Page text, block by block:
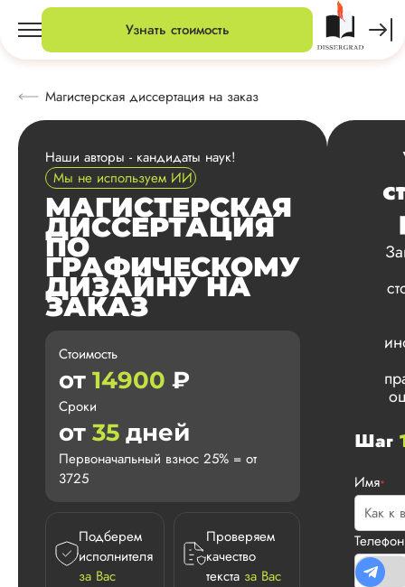
Узнать стоимость
Магистерская диссертация на заказ
Наши авторы - кандидаты наук!
Мы не используем ИИ
МАГИСТЕРСКАЯ
ДИССЕРТАЦИЯ
ПО
ГРАФИЧЕСКОМУ
ДИЗАЙНУ НА
ЗАКАЗ
Стоимость
от 14900 ₽
Сроки
от 35 дней
Первоначальный взнос 25% = от
3725
Подберем
исполнителя
за Вас
Проверяем
качество
текста за Вас
Шаг
Имя*